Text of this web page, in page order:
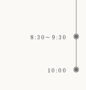
8:30〜9:30
10:00